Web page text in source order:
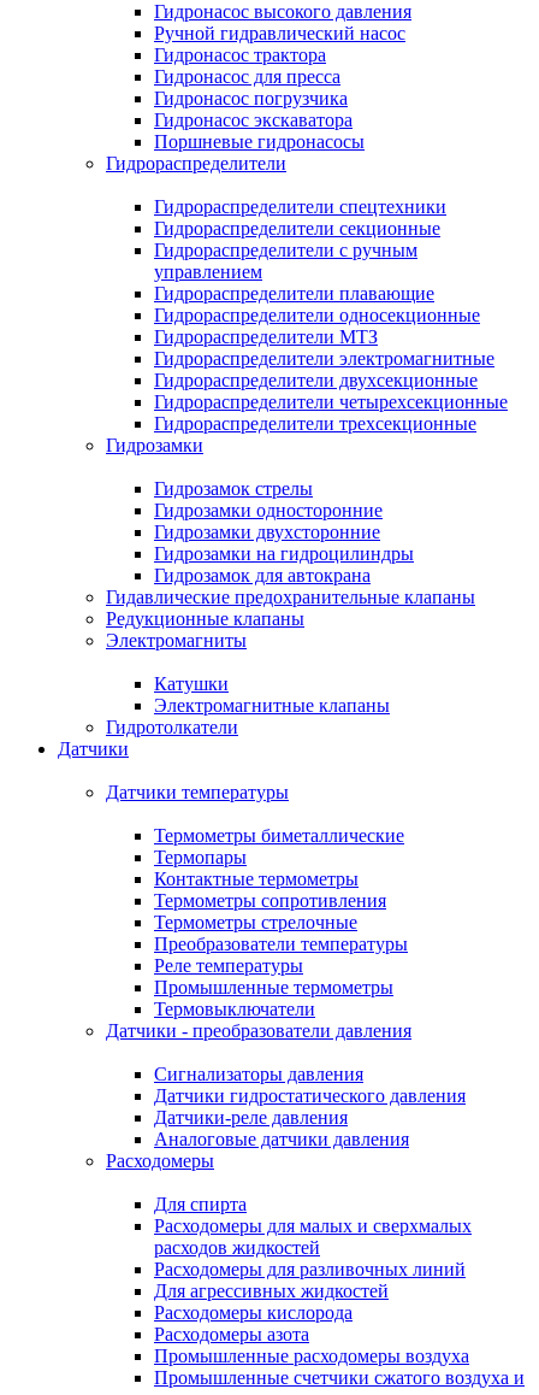
Гидронасос высокого давления
Ручной гидравлический насос
Гидронасос трактора
Гидронасос для пресса
Гидронасос погрузчика
Гидронасос экскаватора
Поршневые гидронасосы
Гидрораспределители
Гидрораспределители спецтехники
Гидрораспределители секционные
Гидрораспределители с ручным
управлением
Гидрораспределители плавающие
Гидрораспределители односекционные
Гидрораспределители МТЗ
Гидрораспределители электромагнитные
Гидрораспределители двухсекционные
Гидрораспределители четырехсекционные
Гидрораспределители трехсекционные
Гидрозамки
Гидрозамок стрелы
Гидрозамки односторонние
Гидрозамки двухсторонние
Гидрозамки на гидроцилиндры
Гидрозамок для автокрана
Гидавлические предохранительные клапаны
Редукционные клапаны
Электромагниты
Катушки
Электромагнитные клапаны
Гидротолкатели
Датчики
Датчики температуры
Термометры биметаллические
Термопары
Контактные термометры
Термометры сопротивления
Термометры стрелочные
Преобразователи температуры
Реле температуры
Промышленные термометры
Термовыключатели
Датчики - преобразователи давления
Сигнализаторы давления
Датчики гидростатического давления
Датчики-реле давления
Аналоговые датчики давления
Расходомеры
Для спирта
Расходомеры для малых и сверхмалых
расходов жидкостей
Расходомеры для разливочных линий
Для агрессивных жидкостей
Расходомеры кислорода
Расходомеры азота
Промышленные расходомеры воздуха
Промышленные счетчики сжатого воздуха и